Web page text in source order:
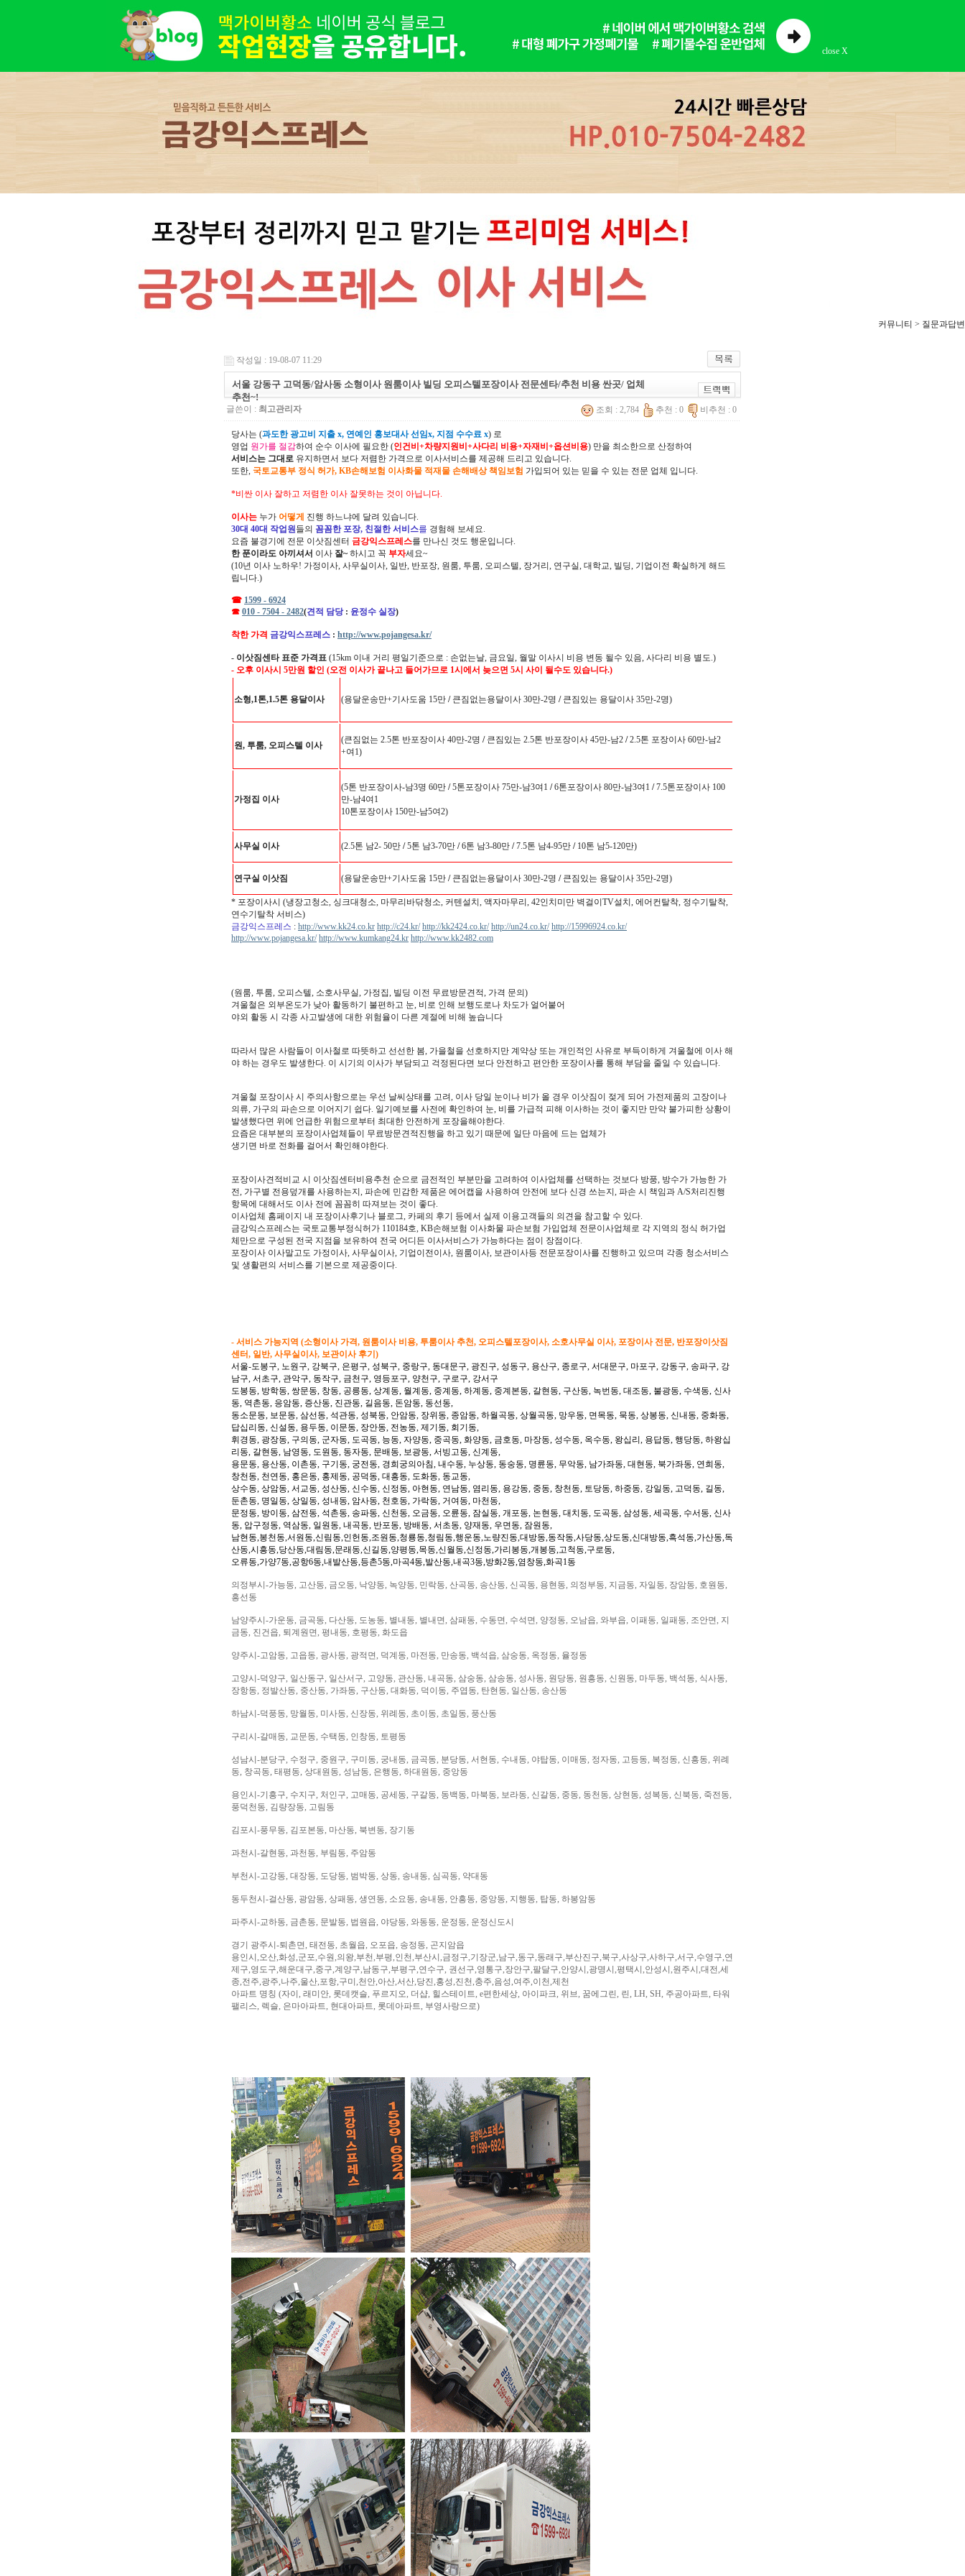
close X
커뮤니티 > 질문과답변
작성일 : 19-08-07 11:29
서울 강동구 고덕동/암사동 소형이사 원룸이사 빌딩 오피스텔포장이사 전문센타/추천 비용 싼곳/ 업체
추천~!
글쓴이 : 최고관리자 조회 : 2,784 추천 : 0 비추천 : 0
당사는 (과도한 광고비 지출 x, 연예인 홍보대사 선임x, 지점 수수료 x) 로
영업 원가를 절감하여 순수 이사에 필요한 (인건비+차량지원비+사다리 비용+자재비+옵션비용) 만을 최소한으로 산정하여
서비스는 그대로 유지하면서 보다 저렴한 가격으로 이사서비스를 제공해 드리고 있습니다.
또한, 국토교통부 정식 허가, KB손해보험 이사화물 적재물 손해배상 책임보험 가입되어 있는 믿을 수 있는 전문 업체 입니다.
*비싼 이사 잘하고 저렴한 이사 잘못하는 것이 아닙니다.
이사는 누가 어떻게 진행 하느냐에 달려 있습니다.
30대 40대 작업원들의 꼼꼼한 포장, 친절한 서비스를 경험해 보세요.
요즘 불경기에 전문 이삿짐센터 금강익스프레스를 만나신 것도 행운입니다.
한 푼이라도 아끼셔서 이사 잘~ 하시고 꼭 부자세요~
(10년 이사 노하우! 가정이사, 사무실이사, 일반, 반포장, 원룸, 투룸, 오피스텔, 장거리, 연구실, 대학교, 빌딩, 기업이전 확실하게 해드
립니다.)
☎ 1599 - 6924
☎ 010 - 7504 - 2482(견적 담당 : 윤정수 실장)
착한 가격 금강익스프레스 : http://www.pojangesa.kr/
- 이삿짐센타 표준 가격표 (15km 이내 거리 평일기준으로 : 손없는날, 금요일, 월말 이사시 비용 변동 될수 있음, 사다리 비용 별도.)
- 오후 이사시 5만원 할인 (오전 이사가 끝나고 들어가므로 1시에서 늦으면 5시 사이 될수도 있습니다.)
소형,1톤,1.5톤 용달이사 (용달운송만+기사도움 15만 /큰짐없는용달이사 30만-2명 /큰짐있는 용달이사 35만-2명)
원, 투룸, 오피스텔 이사
(큰짐없는 2.5톤 반포장이사 40만-2명 /큰짐있는 2.5톤 반포장이사 45만-남2 /2.5톤 포장이사 60만-남2
+여1)
가정집 이사
(5톤 반포장이사-남3명 60만 /5톤포장이사 75만-남3여1 /6톤포장이사 80만-남3여1 /7.5톤포장이사 100
만-남4여1
10톤포장이사 150만-남5여2)
사무실 이사 (2.5톤 남2- 50만 /5톤 남3-70만 /6톤 남3-80만 /7.5톤 남4-95만 /10톤 남5-120만)
연구실 이삿짐 (용달운송만+기사도움 15만 /큰짐없는용달이사 30만-2명 /큰짐있는 용달이사 35만-2명)
* 포장이사시 (냉장고청소, 싱크대청소, 마무리바닦청소, 커텐설치, 액자마무리, 42인치미만 벽걸이TV설치, 에어컨탈착, 정수기탈착,
연수기탈착 서비스)
금강익스프레스 : http://www.kk24.co.kr http://c24.kr/ http://kk2424.co.kr/ http://un24.co.kr/ http://15996924.co.kr/
http://www.pojangesa.kr/ http://www.kumkang24.kr http://www.kk2482.com
(원룸, 투룸, 오피스텔, 소호사무실, 가정집, 빌딩 이전 무료방문견적, 가격 문의)
겨울철은 외부온도가 낮아 활동하기 불편하고 눈, 비로 인해 보행도로나 차도가 얼어붙어
야외 활동 시 각종 사고발생에 대한 위험율이 다른 계절에 비해 높습니다
따라서 많은 사람들이 이사철로 따뜻하고 선선한 봄, 가을철을 선호하지만 계약상 또는 개인적인 사유로 부득이하게 겨울철에 이사 해
야 하는 경우도 발생한다. 이 시기의 이사가 부담되고 걱정된다면 보다 안전하고 편안한 포장이사를 통해 부담을 줄일 수 있습니다.
겨울철 포장이사 시 주의사항으로는 우선 날씨상태를 고려, 이사 당일 눈이나 비가 올 경우 이삿짐이 젖게 되어 가전제품의 고장이나
의류, 가구의 파손으로 이어지기 쉽다. 일기예보를 사전에 확인하여 눈, 비를 가급적 피해 이사하는 것이 좋지만 만약 불가피한 상황이
발생했다면 위에 언급한 위험으로부터 최대한 안전하게 포장을해야한다.
요즘은 대부분의 포장이사업체들이 무료방문견적진행을 하고 있기 때문에 일단 마음에 드는 업체가
생기면 바로 전화를 걸어서 확인해야한다.
포장이사견적비교 시 이삿짐센터비용추천 순으로 금전적인 부분만을 고려하여 이사업체를 선택하는 것보다 방풍, 방수가 가능한 가
전, 가구별 전용덮개를 사용하는지, 파손에 민감한 제품은 에어캡을 사용하여 안전에 보다 신경 쓰는지, 파손 시 책임과 A/S처리진행
항목에 대해서도 이사 전에 꼼꼼히 따져보는 것이 좋다.
이사업체 홈페이지 내 포장이사후기나 블로그, 카페의 후기 등에서 실제 이용고객들의 의견을 참고할 수 있다.
금강익스프레스는 국토교통부정식허가 110184호, KB손해보험 이사화물 파손보험 가입업체 전문이사업체로 각 지역의 정식 허가업
체만으로 구성된 전국 지점을 보유하여 전국 어디든 이사서비스가 가능하다는 점이 장점이다.
포장이사 이사말고도 가정이사, 사무실이사, 기업이전이사, 원룸이사, 보관이사등 전문포장이사를 진행하고 있으며 각종 청소서비스
및 생활편의 서비스를 기본으로 제공중이다.
- 서비스 가능지역 (소형이사 가격, 원룸이사 비용, 투룸이사 추천, 오피스텔포장이사, 소호사무실 이사, 포장이사 전문, 반포장이삿짐
센터, 일반, 사무실이사, 보관이사 후기)
서울-도봉구, 노원구, 강북구, 은평구, 성북구, 중랑구, 동대문구, 광진구, 성동구, 용산구, 종로구, 서대문구, 마포구, 강동구, 송파구, 강
남구, 서초구, 관악구, 동작구, 금천구, 영등포구, 양천구, 구로구, 강서구
도봉동, 방학동, 쌍문동, 창동, 공릉동, 상계동, 월계동, 중계동, 하계동, 중계본동, 갈현동, 구산동, 녹번동, 대조동, 불광동, 수색동, 신사
동, 역촌동, 응암동, 증산동, 진관동, 길음동, 돈암동, 동선동,
동소문동, 보문동, 삼선동, 석관동, 성북동, 안암동, 장위동, 종암동, 하월곡동, 상월곡동, 망우동, 면목동, 묵동, 상봉동, 신내동, 중화동,
답십리동, 신설동, 용두동, 이문동, 장안동, 전농동, 제기동, 회기동,
휘경동, 광장동, 구의동, 군자동, 도곡동, 능동, 자양동, 중곡동, 화양동, 금호동, 마장동, 성수동, 옥수동, 왕십리, 용답동, 행당동, 하왕십
리동, 갈현동, 남영동, 도원동, 동자동, 문배동, 보광동, 서빙고동, 신계동,
용문동, 용산동, 이촌동, 구기동, 궁전동, 경희궁의아침, 내수동, 누상동, 동숭동, 명륜동, 무악동, 남가좌동, 대현동, 북가좌동, 연희동,
창천동, 천연동, 홍은동, 홍제동, 공덕동, 대흥동, 도화동, 동교동,
상수동, 상암동, 서교동, 성산동, 신수동, 신정동, 아현동, 연남동, 염리동, 용강동, 중동, 창천동, 토당동, 하중동, 강일동, 고덕동, 길동,
둔촌동, 명일동, 상일동, 성내동, 암사동, 천호동, 가락동, 거여동, 마천동,
문정동, 방이동, 삼전동, 석촌동, 송파동, 신천동, 오금동, 오륜동, 잠실동, 개포동, 논현동, 대치동, 도곡동, 삼성동, 세곡동, 수서동, 신사
동, 압구정동, 역삼동, 일원동, 내곡동, 반포동, 방배동, 서초동, 양재동, 우면동, 잠원동,
남현동,봉천동,서원동,신림동,인헌동,조원동,청룡동,청림동,행운동,노량진동,대방동,동작동,사당동,상도동,신대방동,흑석동,가산동,독
산동,시흥동,당산동,대림동,문래동,신길동,양평동,목동,신월동,신정동,가리봉동,개봉동,고척동,구로동,
오류동,가양7동,공항6동,내발산동,등촌5동,마곡4동,발산동,내곡3동,방화2동,염창동,화곡1동
의정부시-가능동, 고산동, 금오동, 낙양동, 녹양동, 민락동, 산곡동, 송산동, 신곡동, 용현동, 의정부동, 지금동, 자일동, 장암동, 호원동,
흥선동
남양주시-가운동, 금곡동, 다산동, 도농동, 별내동, 별내면, 삼패동, 수동면, 수석면, 양정동, 오남읍, 와부읍, 이패동, 일패동, 조안면, 지
금동, 진건읍, 퇴계원면, 평내동, 호평동, 화도읍
양주시-고암동, 고읍동, 광사동, 광적면, 덕계동, 마전동, 만송동, 백석읍, 삼숭동, 옥정동, 율정동
고양시-덕양구, 일산동구, 일산서구, 고양동, 관산동, 내곡동, 삼숭동, 삼송동, 성사동, 원당동, 원흥동, 신원동, 마두동, 백석동, 식사동,
장항동, 정발산동, 중산동, 가좌동, 구산동, 대화동, 덕이동, 주엽동, 탄현동, 일산동, 송산동
하남시-덕풍동, 망월동, 미사동, 신장동, 위례동, 초이동, 초일동, 풍산동
구리시-갈매동, 교문동, 수택동, 인창동, 토평동
성남시-분당구, 수정구, 중원구, 구미동, 궁내동, 금곡동, 분당동, 서현동, 수내동, 야탑동, 이매동, 정자동, 고등동, 복정동, 신흥동, 위례
동, 창곡동, 태평동, 상대원동, 성남동, 은행동, 하대원동, 중앙동
용인시-기흥구, 수지구, 처인구, 고매동, 공세동, 구갈동, 동백동, 마북동, 보라동, 신갈동, 중동, 동천동, 상현동, 성복동, 신북동, 죽전동,
풍덕천동, 김량장동, 고림동
김포시-풍무동, 김포본동, 마산동, 북변동, 장기동
과천시-갈현동, 과천동, 부림동, 주암동
부천시-고강동, 대장동, 도당동, 범박동, 상동, 송내동, 심곡동, 약대동
동두천시-걸산동, 광암동, 상패동, 생연동, 소요동, 송내동, 안흥동, 중앙동, 지행동, 탑동, 하봉암동
파주시-교하동, 금촌동, 문발동, 법원읍, 야당동, 와동동, 운정동, 운정신도시
경기 광주시-퇴촌면, 태전동, 초월읍, 오포읍, 송정동, 곤지암읍
용인시,오산,화성,군포,수원,의왕,부천,부평,인천,부산시,금정구,기장군,남구,동구,동래구,부산진구,북구,사상구,사하구,서구,수영구,연
제구,영도구,해운대구,중구,계양구,남동구,부평구,연수구, 권선구,영통구,장안구,팔달구,안양시,광명시,평택시,안성시,원주시,대전,세
종,전주,광주,나주,울산,포항,구미,천안,아산,서산,당진,홍성,진천,충주,음성,여주,이천,제천
아파트 명칭 (자이, 래미안, 롯데캣슬, 푸르지오, 더샵, 힐스테이트, e편한세상, 아이파크, 위브, 꿈에그린, 린, LH, SH, 주공아파트, 타워
팰리스, 렉슬, 은마아파트, 현대아파트, 롯데아파트, 부영사랑으로)